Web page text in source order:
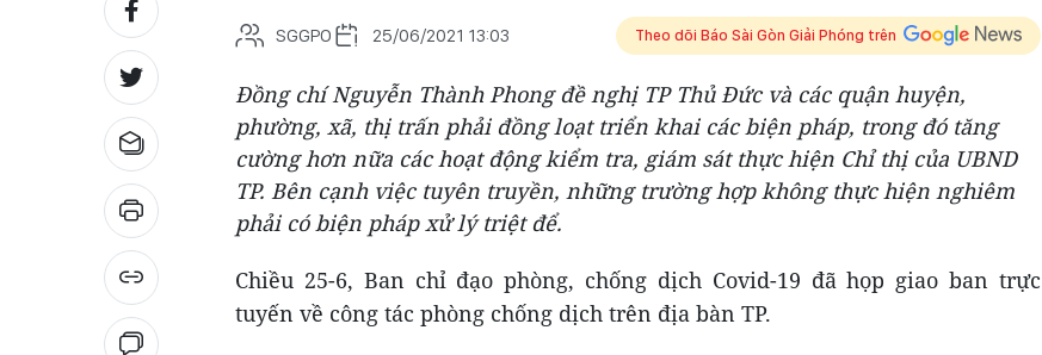
SGGPO 25/06/2021 13:03 Theo dõi Báo Sài Gòn Giải Phóng trên
Đồng chí Nguyễn Thành Phong đề nghị TP Thủ Đức và các quận huyện,
phường, xã, thị trấn phải đồng loạt triển khai các biện pháp, trong đó tăng
cường hơn nữa các hoạt động kiểm tra, giám sát thực hiện Chỉ thị của UBND
TP. Bên cạnh việc tuyên truyền, những trường hợp không thực hiện nghiêm
phải có biện pháp xử lý triệt để.
Chiều 25-6, Ban chỉ đạo phòng, chống dịch Covid-19 đã họp giao ban trực
tuyến về công tác phòng chống dịch trên địa bàn TP.